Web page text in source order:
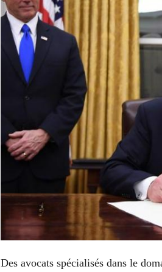
Des avocats spécialisés dans le